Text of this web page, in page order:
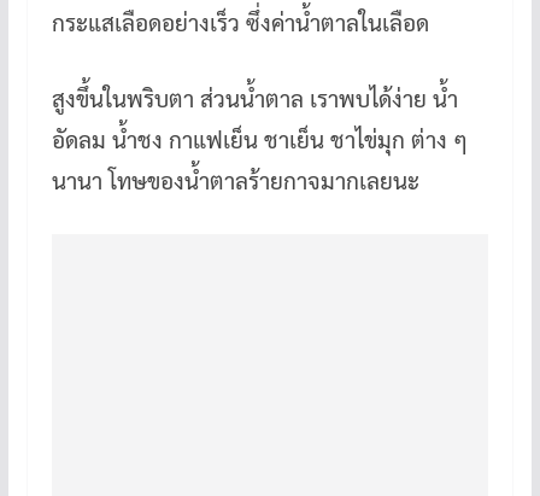
กระแสเลือดอย่างเร็ว ซึ่งค่าน้ำตาลในเลือด
สูงขึ้นในพริบตา ส่วนน้ำตาล เราพบได้ง่าย น้ำ
อัดลม น้ำชง กาแฟเย็น ชาเย็น ชาไข่มุก ต่าง ๆ
นานา โทษของน้ำตาลร้ายกาจมากเลยนะ